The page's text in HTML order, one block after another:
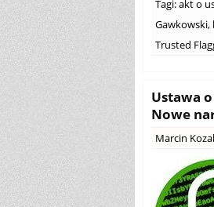
Tagi:akt o
Gawkowski,
Trusted
Ustawa
Nowe
Marcin